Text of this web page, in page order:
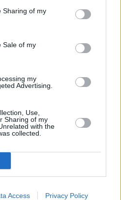
Sharing of my
Sale of my
my
Advertising.
Use,
Sharing of my
with the
collected.
Access Privacy Policy
dochodzenie
zginął na jeziorze
poście
kulisy śmierci 15-latka na
w Bytomiu. Pijany
rzucił się na policjantów i